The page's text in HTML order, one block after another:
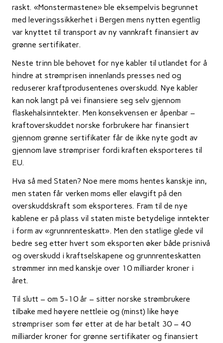
raskt. «Monstermastene» ble eksempelvis begrunnet
med leveringssikkerhet i Bergen mens nytten egentlig
var knyttet til transport av ny vannkraft finansiert av
grønne sertifikater.
Neste trinn ble behovet for nye kabler til utlandet for å
hindre at strømprisen innenlands presses ned og
reduserer kraftprodusentenes overskudd. Nye kabler
kan nok langt på vei finansiere seg selv gjennom
flaskehalsinntekter. Men konsekvensen er åpenbar –
kraftoverskuddet norske forbrukere har finansiert
gjennom grønne sertifikater får de ikke nyte godt av
gjennom lave strømpriser fordi kraften eksporteres til
EU.
Hva så med Staten? Noe mere moms hentes kanskje inn,
men staten får verken moms eller elavgift på den
overskuddskraft som eksporteres. Fram til de nye
kablene er på plass vil staten miste betydelige inntekter
i form av «grunnrenteskatt». Men den statlige glede vil
bedre seg etter hvert som eksporten øker både prisnivå
og overskudd i kraftselskapene og grunnrenteskatten
strømmer inn med kanskje over 10 milliarder kroner i
året.
Til slutt – om 5-10 år – sitter norske strømbrukere
tilbake med høyere nettleie og (minst) like høye
strømpriser som før etter at de har betalt 30 – 40
milliarder kroner for grønne sertifikater og finansiert